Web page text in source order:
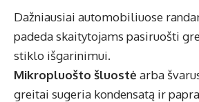
Dažniausiai automobiliuose
padeda skaitytojams pasiruošti
stiklo išgarinimui.
Mikropluošto šluostė arba
greitai sugeria kondensatą ir